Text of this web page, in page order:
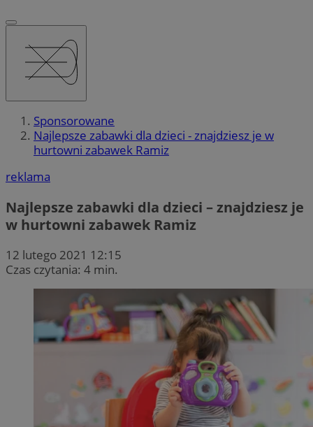
Sponsorowane
Najlepsze zabawki dla dzieci - znajdziesz je w
hurtowni zabawek Ramiz
reklama
Najlepsze zabawki dla dzieci – znajdziesz je
w hurtowni zabawek Ramiz
12 lutego 2021 12:15
Czas czytania: 4 min.